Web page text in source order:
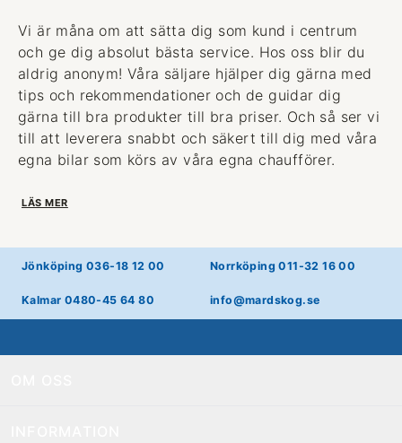
Vi är måna om att sätta dig som kund i centrum
och ge dig absolut bästa service. Hos oss blir du
aldrig anonym! Våra säljare hjälper dig gärna med
tips och rekommendationer och de guidar dig
gärna till bra produkter till bra priser. Och så ser vi
till att leverera snabbt och säkert till dig med våra
egna bilar som körs av våra egna chaufförer.
LÄS MER
Jönköping 036-18 12 00 Norrköping 011-32 16 00
Kalmar 0480-45 64 80 info@mardskog.se